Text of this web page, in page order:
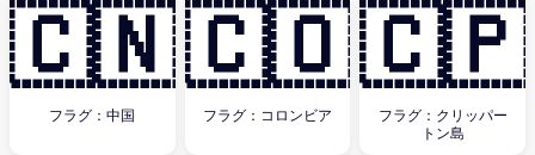
🇨🇳
フラグ：中国
🇨🇴
フラグ：コロンビア
🇨🇵
フラグ：クリッパー
トン島